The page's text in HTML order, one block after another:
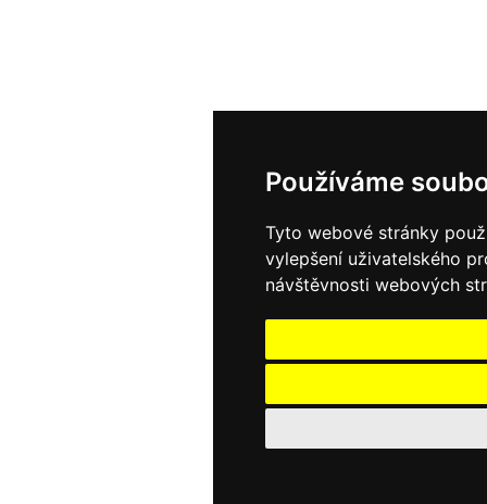
Používáme
Tyto webové stránky
vylepšení uživatelského
návštěvnosti webových